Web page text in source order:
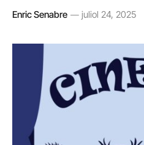
Enric Senabre juliol 24, 2025